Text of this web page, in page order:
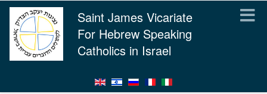
Saint James Vicariate
For Hebrew Speaking
Catholics in Israel